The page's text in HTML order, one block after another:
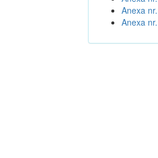
Anexa
Anexa